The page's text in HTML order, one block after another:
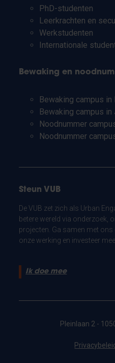
PhD-studenten
Leerkrachten en
Werkstudenten
Internationale
Bewaking en
Bewaking campus in
Bewaking campus in
Noodnummer
Noodnummer
Steun VUB
De VUB zet zich als Urban
betere wereld via onderzoek,
projecten. Ga samen met ons
onze werking en investeer
Ik doe mee
Pleinlaan 2 -